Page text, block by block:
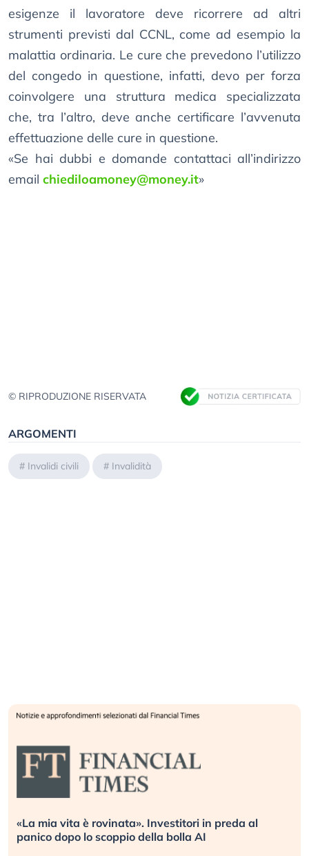
esigenze il lavoratore deve ricorrere ad altri
strumenti previsti dal CCNL, come ad esempio la
malattia ordinaria. Le cure che prevedono l’utilizzo
del congedo in questione, infatti, devo per forza
coinvolgere una struttura medica specializzata
che, tra l’altro, deve anche certificare l’avvenuta
effettuazione delle cure in questione.
«Se hai dubbi e domande contattaci all’indirizzo
email chiediloamoney@money.it»
© RIPRODUZIONE RISERVATA
ARGOMENTI
# Invalidi civili # Invalidità
Quando la finanza pesa più dell’economia reale.
L’America sta ripetendo gli errori del 2008?